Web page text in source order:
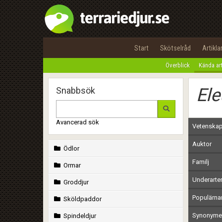
Start Skötselråd Artiklar
Överblick Kända
Snabbsök
Avancerad sök
Ödlor
Ormar
Groddjur
Sköldpaddor
Spindeldjur
Auktor
Familj
Underarter